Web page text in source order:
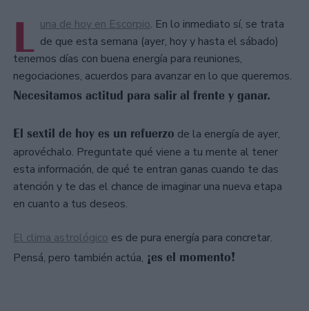
L una de hoy en Escorpio. En lo inmediato sí, se trata
de que esta semana (ayer, hoy y hasta el sábado)
tenemos días con buena energía para reuniones,
negociaciones, acuerdos para avanzar en lo que queremos.
Necesitamos actitud para salir al frente y ganar.
El sextil de hoy es un refuerzo de la energía de ayer,
aprovéchalo. Preguntate qué viene a tu mente al tener
esta información, de qué te entran ganas cuando te das
atención y te das el chance de imaginar una nueva etapa
en cuanto a tus deseos.
El clima astrológico es de pura energía para concretar.
Pensá, pero también actúa, ¡es el momento!